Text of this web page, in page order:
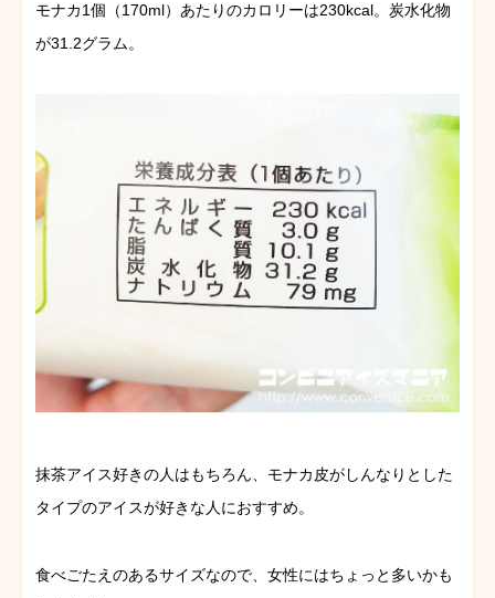
モナカ1個（170ml）あたりのカロリーは230kcal。炭水化物
が31.2グラム。
抹茶アイス好きの人はもちろん、モナカ皮がしんなりとした
タイプのアイスが好きな人におすすめ。
食べごたえのあるサイズなので、女性にはちょっと多いかも